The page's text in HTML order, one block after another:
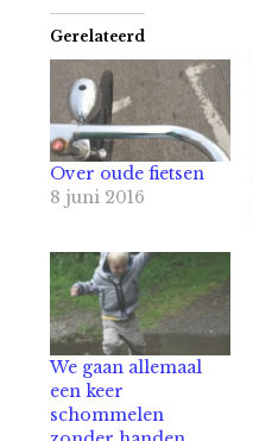
Gerelateerd
Over oude fietsen
8 juni 2016
We gaan allemaal
een keer
schommelen